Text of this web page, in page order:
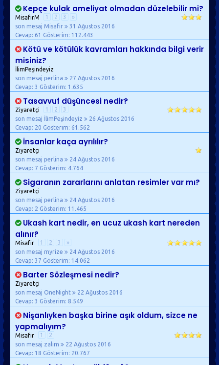
Kepçe kulak ameliyat olmadan düzelebilir mi?
MisafirM 1 2 3
»
son mesaj Misafir
31 Ağustos 2016
Cevap: 61 Gösterim: 112.443
Kötü ve kötülük kavramları hakkında bilgi verir
misiniz?
İlimPeşindeyiz
son mesaj perlina
27 Ağustos 2016
Cevap: 3 Gösterim: 1.635
Tasavvuf düşüncesi nedir?
Ziyaretçi 1 2
3
son mesaj İlimPeşindeyiz
26 Ağustos 2016
Cevap: 20 Gösterim: 61.562
İnsanlar kaça ayrılılır?
Ziyaretçi
son mesaj perlina
24 Ağustos 2016
Cevap: 7 Gösterim: 4.764
Sigaranın zararlarını anlatan resimler var mı?
Ziyaretçi
son mesaj perlina
24 Ağustos 2016
Cevap: 2 Gösterim: 11.465
Ukash kart nedir, en ucuz ukash kart nereden
alınır?
Misafir 1 2 3
»
son mesaj myrize
24 Ağustos 2016
Cevap: 37 Gösterim: 14.062
Barter Sözleşmesi nedir?
Ziyaretçi
son mesaj OneNight
22 Ağustos 2016
Cevap: 3 Gösterim: 8.549
Nişanlıyken başka birine aşık oldum, sizce ne
yapmalıyım?
Misafir 1
2
son mesaj zalım
22 Ağustos 2016
Cevap: 18 Gösterim: 20.767